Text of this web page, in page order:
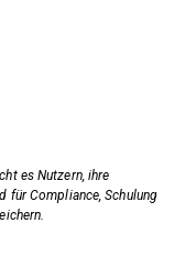
es Nutzern, ihre
für Compliance, Schulung